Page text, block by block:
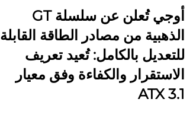
أوجي تُعلن عن سلسلة GT
الذهبية من مصادر الطاقة القابلة
للتعديل بالكامل: تُعيد تعريف
الاستقرار والكفاءة وفق معيار
ATX 3.1